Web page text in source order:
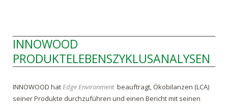
INNOWOOD
PRODUKTELEBENSZYKLUSANALYSEN
INNOWOOD hatEdge Environmentbeauftragt, Ökobilanzen (LCA)
seiner Produkte durchzuführen und einen Bericht mit seinen